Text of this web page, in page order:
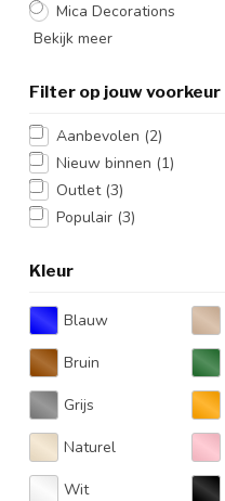
Mica Decorations
Bekijk meer
Filter op jouw voorkeur
Aanbevolen (2)
Nieuw binnen (1)
Outlet (3)
Populair (3)
Kleur
Blauw
Bruin
Grijs
Naturel
Wit